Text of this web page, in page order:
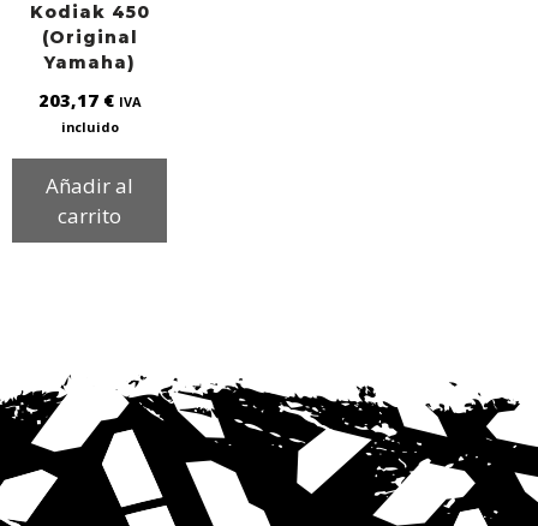
Kodiak 450
(Original
Yamaha)
203,17 € IVA
incluido
Añadir al
carrito